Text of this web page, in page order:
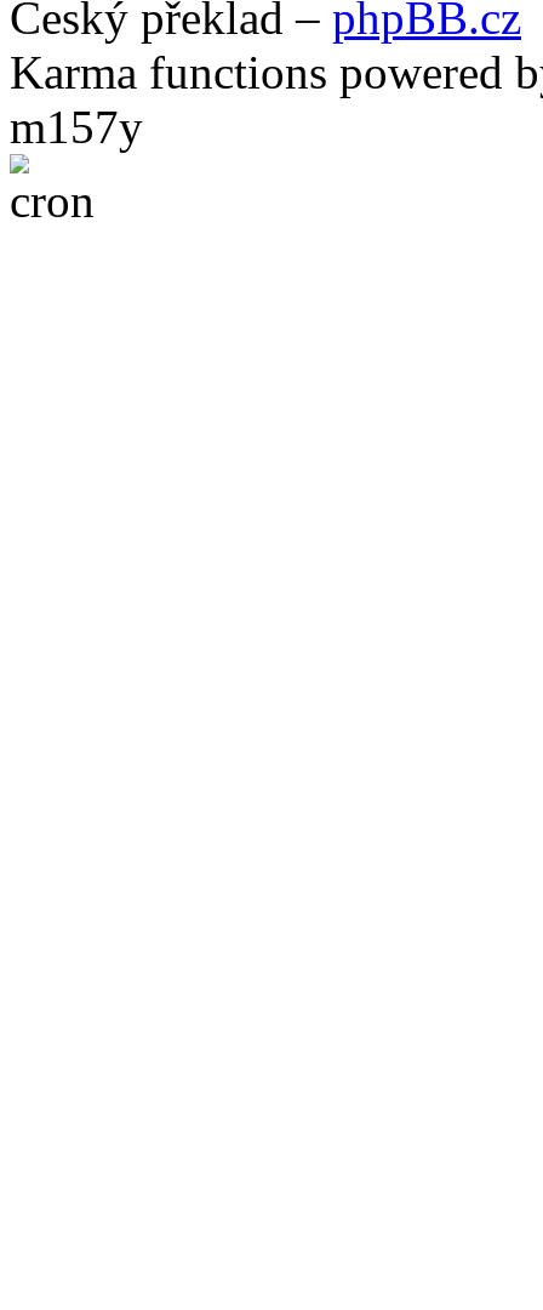
Český překlad – phpBB.cz
Karma functions powered
m157y